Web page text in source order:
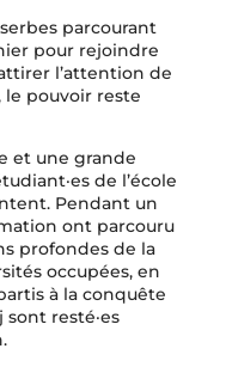
parcourant
pour rejoindre
l’attention de
le pouvoir reste
et une grande
de l’école
Pendant un
ont parcouru
profondes de la
occupées, en
à la conquête
sont resté·es